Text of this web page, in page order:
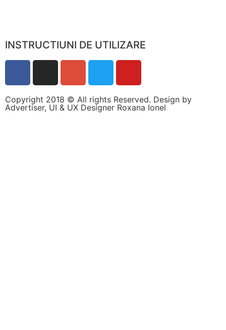
INSTRUCTIUNI DE UTILIZARE
Copyright 2018 © All rights Reserved. Design by
Advertiser, UI & UX Designer Roxana Ionel